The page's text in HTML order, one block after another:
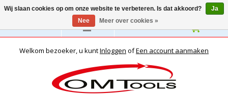
Nederlands
Welkom bezoeker, u kuntInloggen ofEen account aanmaken
Wij slaan cookies op om onze website te verbeteren. Is dat akkoord?
Ja
Nee
Meer over cookies »